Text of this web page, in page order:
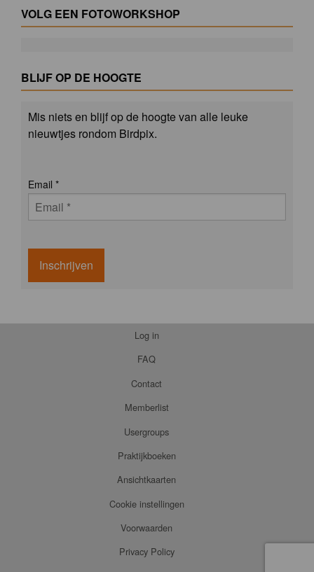
VOLG EEN FOTOWORKSHOP
BLIJF OP DE HOOGTE
Mis niets en blijf op de hoogte van alle leuke
nieuwtjes rondom Birdpix.
Email *
Inschrijven
Log in
FAQ
Contact
Memberlist
Usergroups
Praktijkboeken
Ansichtkaarten
Cookie instellingen
Voorwaarden
Privacy Policy